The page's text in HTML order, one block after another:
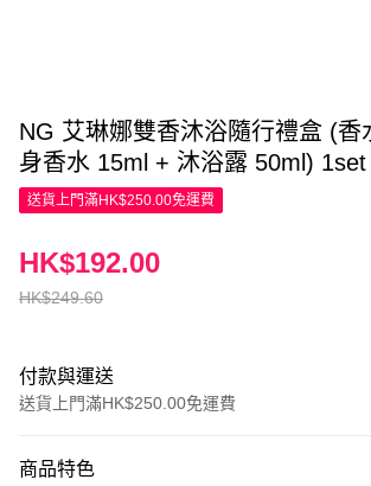
NG 艾琳娜雙香沐浴隨行禮盒 (香
身香水 15ml + 沐浴露 50ml) 1set
送貨上門滿HK$250.00免運費
HK$249.60
HK$192.00
付款與運送
送貨上門滿HK$250.00免運費
商品特色